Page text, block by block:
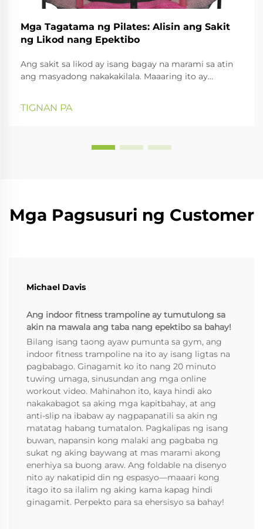
Mga Tagatama ng Pilates: Alisin ang Sakit
ng Likod nang Epektibo
Ang sakit sa likod ay isang bagay na marami sa atin
ang masyadong nakakakilala. Maaaring ito ay
naman dahil sa sobrang ganda ng pakiramdam sa
Pilates corrector. Ang...
TIGNAN PA
Mga Pagsusuri ng Customer
Michael Davis
Ang indoor fitness trampoline ay tumutulong sa
akin na mawala ang taba nang epektibo sa bahay!
Bilang isang taong ayaw pumunta sa gym, ang
indoor fitness trampoline na ito ay isang ligtas na
pagbabago. Ginagamit ko ito nang 20 minuto
tuwing umaga, sinusundan ang mga online
workout video. Mahinahon ito, kaya hindi ako
nakakabagot sa aking mga kapitbahay, at ang
anti-slip na ibabaw ay nagpapanatili sa akin ng
matatag habang tumatalon. Pagkalipas ng isang
buwan, napansin kong malaki ang pagbaba ng
sukat ng aking baywang at mas marami akong
enerhiya sa buong araw. Ang foldable na disenyo
nito ay nakatipid din ng espasyo—maaari kong
itago ito sa ilalim ng aking kama kapag hindi
ginagamit. Perpekto para sa ehersisyo sa bahay!